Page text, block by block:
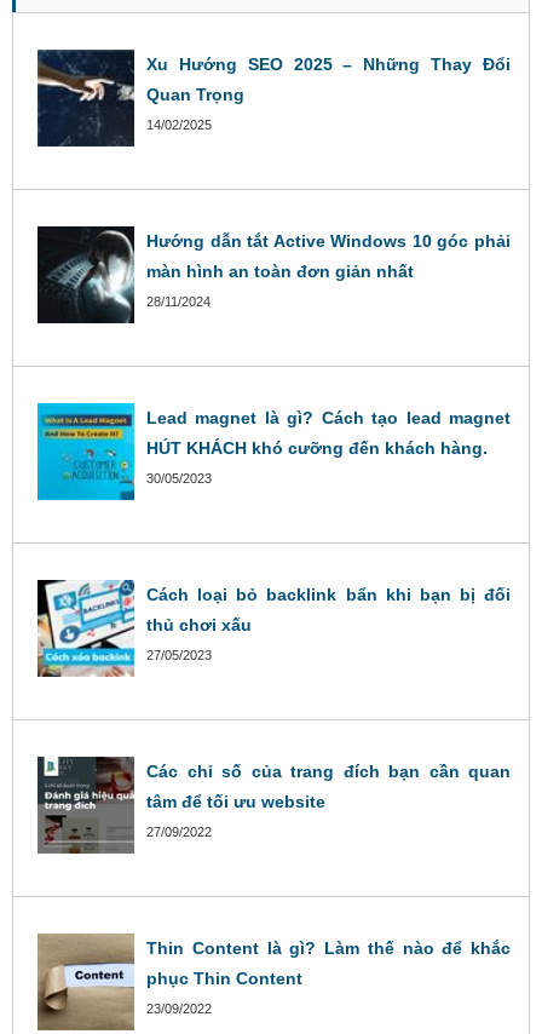
Xu Hướng SEO 2025 – Những Thay Đổi
Quan Trọng
14/02/2025
Hướng dẫn tắt Active Windows 10 góc phải
màn hình an toàn đơn giản nhất
28/11/2024
Lead magnet là gì? Cách tạo lead magnet
HÚT KHÁCH khó cưỡng đến khách hàng.
30/05/2023
Cách loại bỏ backlink bẩn khi bạn bị đối
thủ chơi xấu
27/05/2023
Các chỉ số của trang đích bạn cần quan
tâm để tối ưu website
27/09/2022
Thin Content là gì? Làm thế nào để khắc
phục Thin Content
23/09/2022